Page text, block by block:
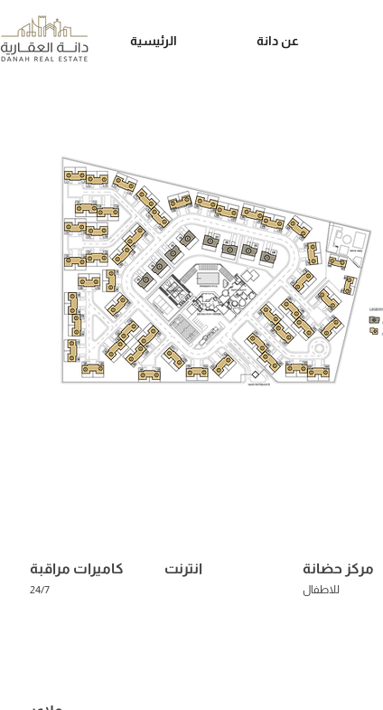
الرئيسية عن دانة
كاميرات مراقبة
24/7
انترنت مركز حضانة
للاط